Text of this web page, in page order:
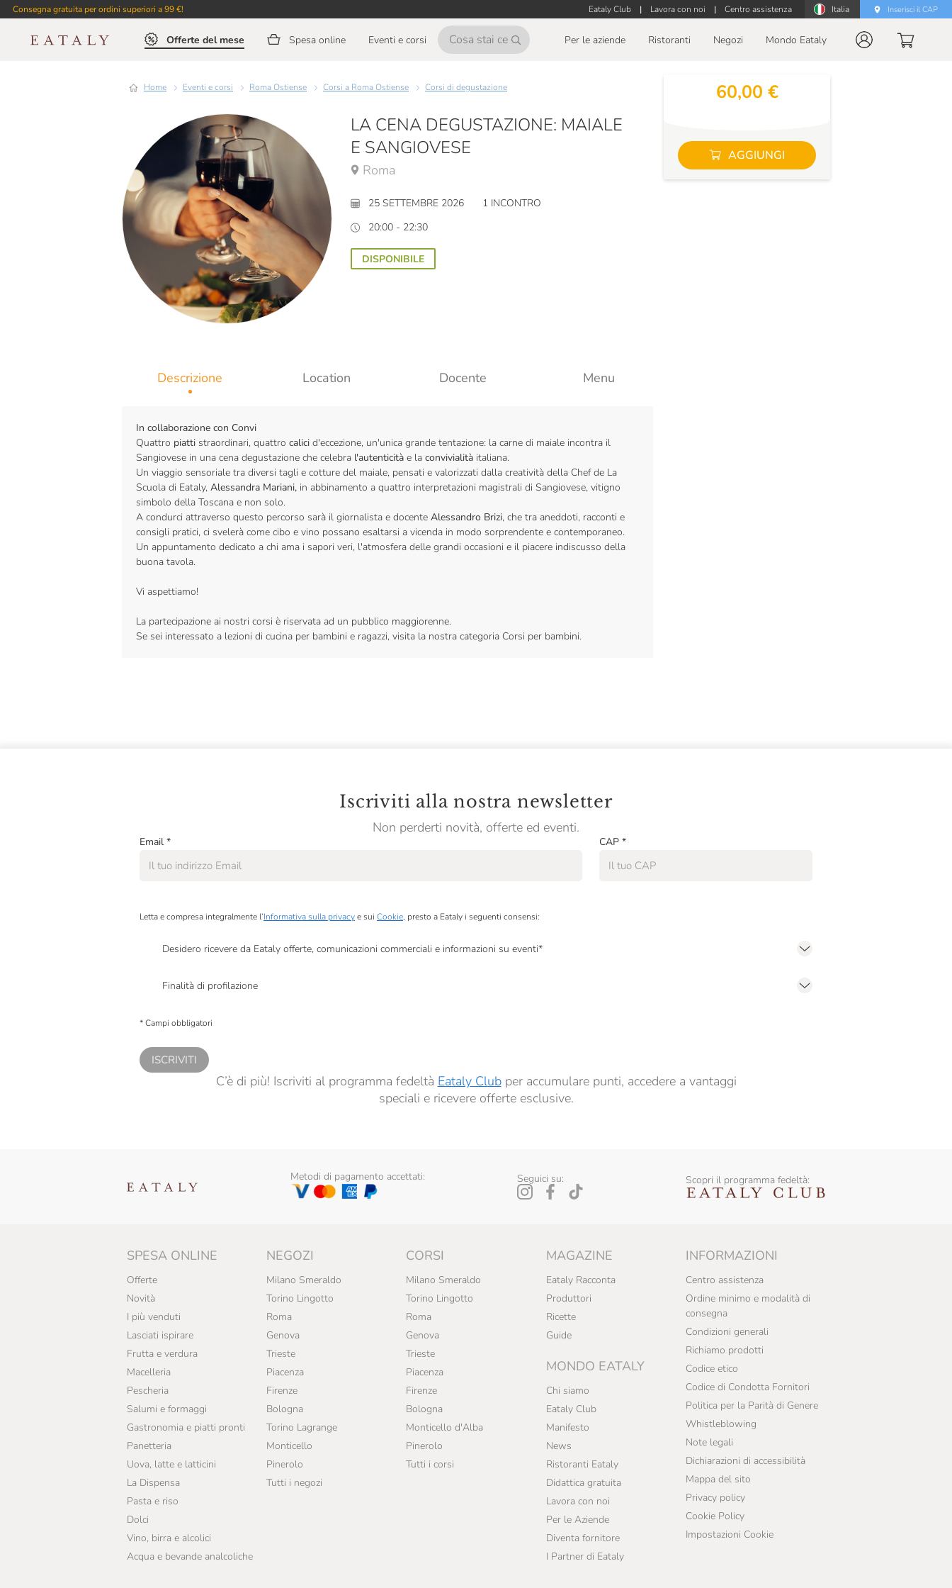
Consegna gratuita per ordini superiori a 99 €! Eataly Club | Lavora con noi | Centro assistenza Italia Inserisci il CAP
Offerte del mese Spesa online Eventi e corsi Per le aziende Ristoranti Negozi Mondo Eataly
Home Eventi e corsi Roma Ostiense Corsi a Roma Ostiense Corsi di degustazione
LA CENA DEGUSTAZIONE: MAIALE
E SANGIOVESE
Roma
25 SETTEMBRE 2026
1 INCONTRO
20:00 - 22:30
DISPONIBILE
Descrizione Location Docente Menu
In collaborazione con Convi
Quattro piatti straordinari, quattro calici d'eccezione, un'unica grande tentazione: la carne di maiale incontra il
Sangiovese in una cena degustazione che celebra l'autenticità e la convivialità italiana.
Un viaggio sensoriale tra diversi tagli e cotture del maiale, pensati e valorizzati dalla creatività della Chef de La
Scuola di Eataly, Alessandra Mariani, in abbinamento a quattro interpretazioni magistrali di Sangiovese, vitigno
simbolo della Toscana e non solo.
A condurci attraverso questo percorso sarà il giornalista e docente Alessandro Brizi, che tra aneddoti, racconti e
consigli pratici, ci svelerà come cibo e vino possano esaltarsi a vicenda in modo sorprendente e contemporaneo.
Un appuntamento dedicato a chi ama i sapori veri, l'atmosfera delle grandi occasioni e il piacere indiscusso della
buona tavola.
Vi aspettiamo!
La partecipazione ai nostri corsi è riservata ad un pubblico maggiorenne.
Se sei interessato a lezioni di cucina per bambini e ragazzi, visita la nostra categoria Corsi per bambini.
60,00 €
AGGIUNGI
Iscriviti alla nostra newsletter
Non perderti novità, offerte ed eventi.
Email * CAP *
Letta e compresa integralmente l’Informativa sulla privacye sui Cookie, presto a Eataly i seguenti consensi:
Desidero ricevere da Eataly offerte, comunicazioni commerciali e informazioni su eventi*
Finalità di profilazione
* Campi obbligatori
ISCRIVITI
C’è di più! Iscriviti al programma fedeltà Eataly Clubper accumulare punti, accedere a vantaggi
speciali e ricevere offerte esclusive.
Metodi di pagamento accettati: Seguici su: Scopri il programma fedeltà:
SPESA ONLINE
Offerte
Novità
I più venduti
Lasciati ispirare
Frutta e verdura
Macelleria
Pescheria
Salumi e formaggi
Gastronomia e piatti pronti
Panetteria
Uova, latte e latticini
La Dispensa
Pasta e riso
Dolci
Vino, birra e alcolici
Acqua e bevande analcoliche
NEGOZI
Milano Smeraldo
Torino Lingotto
Roma
Genova
Trieste
Piacenza
Firenze
Bologna
Torino Lagrange
Monticello
Pinerolo
Tutti i negozi
CORSI
Milano Smeraldo
Torino Lingotto
Roma
Genova
Trieste
Piacenza
Firenze
Bologna
Monticello d'Alba
Pinerolo
Tutti i corsi
MAGAZINE
Eataly Racconta
Produttori
Ricette
Guide
MONDO EATALY
Chi siamo
Eataly Club
Manifesto
News
Ristoranti Eataly
Didattica gratuita
Lavora con noi
Per le Aziende
Diventa fornitore
I Partner di Eataly
INFORMAZIONI
Centro assistenza
Ordine minimo e modalità di
consegna
Condizioni generali
Richiamo prodotti
Codice etico
Codice di Condotta Fornitori
Politica per la Parità di Genere
Whistleblowing
Note legali
Dichiarazioni di accessibilità
Mappa del sito
Privacy policy
Cookie Policy
Impostazioni Cookie